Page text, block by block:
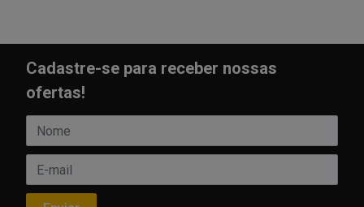
Cadastre-se para receber nossas
ofertas!